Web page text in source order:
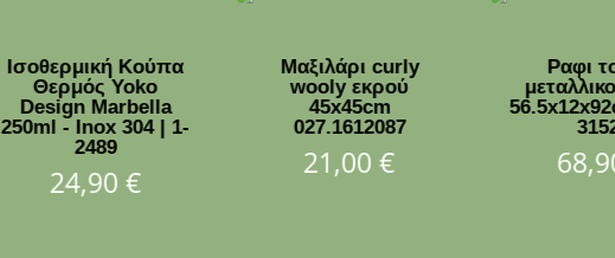
Ισοθερμική Κούπα
Θερμός Yoko
Design Marbella
250ml - Inox 304 | 1-
2489
24,90 €
Μαξιλάρι curly
wooly εκρού
45x45cm
027.1612087
21,00 €
Ραφι